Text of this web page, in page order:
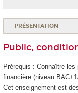
PRÉSENTATION
Public,
Prérequis : Connaître
financière (niveau
Cet enseignement est